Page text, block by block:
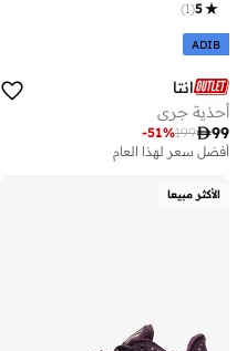
5
(
1
)
ADIB
انتا
أحذية جري
99
199
-51%
أفضل سعر لهذا العام
الأكثر مبيعا